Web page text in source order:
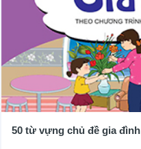
50 từ vựng chủ đề gia đình